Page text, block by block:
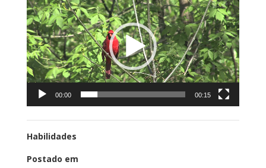
de
vídeo
00:00 00:15
Habilidades
Postado em